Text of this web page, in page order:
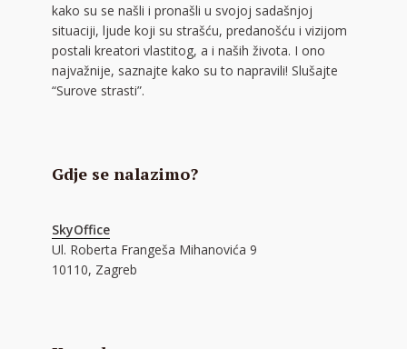
kako su se našli i pronašli u svojoj sadašnjoj
situaciji, ljude koji su strašću, predanošću i vizijom
postali kreatori vlastitog, a i naših života. I ono
najvažnije, saznajte kako su to napravili! Slušajte
“Surove strasti”.
Gdje se nalazimo?
SkyOffice
Ul. Roberta Frangeša Mihanovića 9
10110, Zagreb